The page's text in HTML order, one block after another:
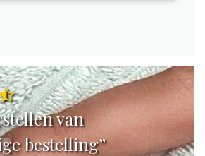
van
bestelling”